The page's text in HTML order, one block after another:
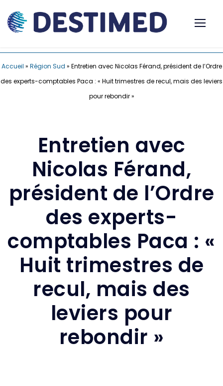
Accueil » Région Sud » Entretien avec Nicolas Férand, président de l’Ordre
des experts-comptables Paca : « Huit trimestres de recul, mais des leviers
pour rebondir »
Entretien avec
Nicolas Férand,
président de l’Ordre
des experts-
comptables Paca : «
Huit trimestres de
recul, mais des
leviers pour
rebondir »